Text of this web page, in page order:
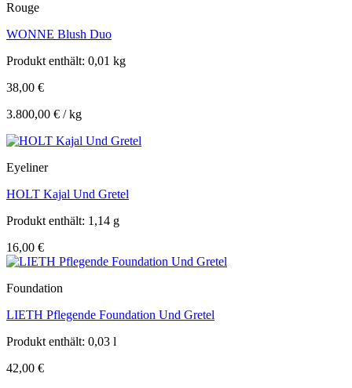
Rouge
WONNE Blush Duo
Produkt enthält: 0,01 kg
38,00 €
3.800,00 € /kg
Eyeliner
HOLT Kajal Und Gretel
Produkt enthält: 1,14 g
16,00 €
Foundation
LIETH Pflegende Foundation Und Gretel
Produkt enthält: 0,03 l
42,00 €